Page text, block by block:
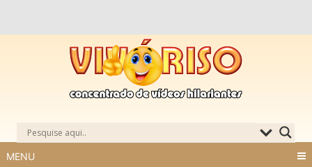
MENU